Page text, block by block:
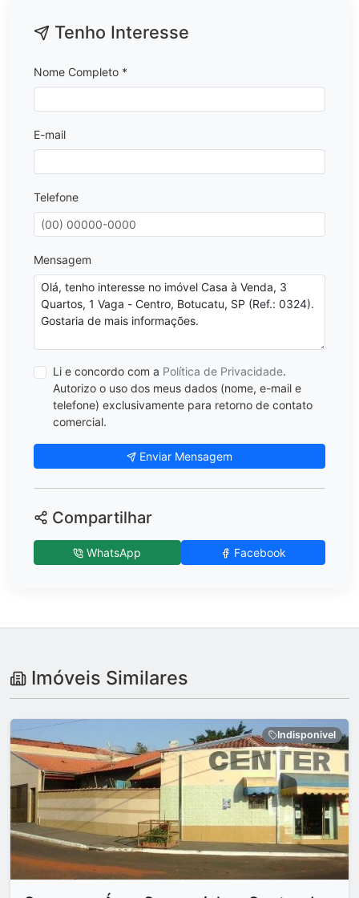
Tenho Interesse
Nome Completo *
E-mail
Telefone
Mensagem
Li e concordo com a Política de Privacidade.
Autorizo o uso dos meus dados (nome, e-mail e
telefone) exclusivamente para retorno de contato
comercial.
Enviar Mensagem
Compartilhar
WhatsApp Facebook
Imóveis Similares
Indisponivel